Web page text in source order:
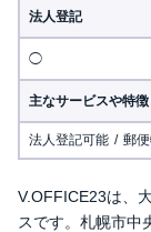
法人登記
◯
主なサービスや特徴
法人登記可能 郵
V.OFFICE23は、
スです。札幌市中